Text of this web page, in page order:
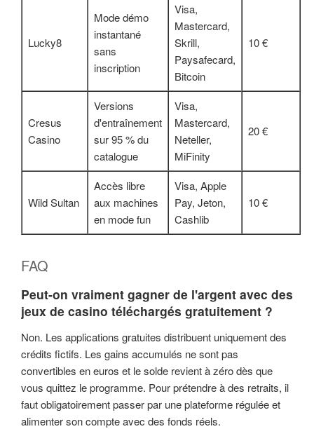
Lucky8
Mode démo
instantané
sans
inscription
Visa,
Mastercard,
Skrill,
Paysafecard,
Bitcoin
10 €
Cresus
Casino
Versions
d'entraînement
sur 95 % du
catalogue
Visa,
Mastercard,
Neteller,
MiFinity
20 €
Wild Sultan
Accès libre
aux machines
en mode fun
Visa, Apple
Pay, Jeton,
Cashlib
10 €
FAQ
Peut-on vraiment gagner de l'argent avec des
jeux de casino téléchargés gratuitement ?
Non. Les applications gratuites distribuent uniquement des
crédits fictifs. Les gains accumulés ne sont pas
convertibles en euros et le solde revient à zéro dès que
vous quittez le programme. Pour prétendre à des retraits, il
faut obligatoirement passer par une plateforme régulée et
alimenter son compte avec des fonds réels.